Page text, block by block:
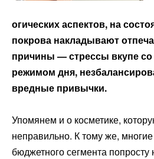
огических аспектов, на
покрова накладывают
причины — стрессы вкупе
режимом дня,
вредные привычки.
Упомянем и о косметике,
неправильно. К тому же,
бюджетного сегмента попросту